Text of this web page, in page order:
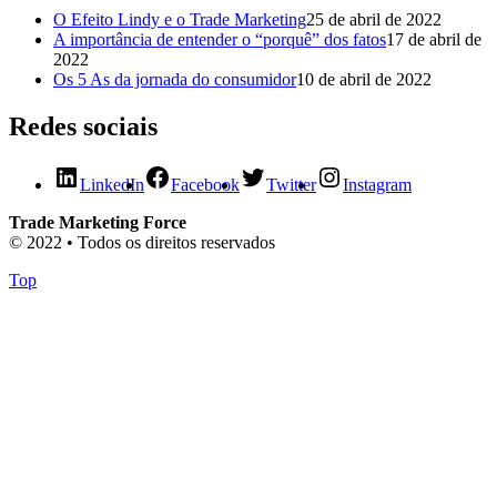
O Efeito Lindy e o Trade Marketing25 de abril de 2022
A importância de entender o “porquê” dos fatos17 de abril de
2022
Os 5 As da jornada do consumidor10 de abril de 2022
Redes sociais
LinkedIn Facebook Twitter
Instagram
Trade Marketing Force
© 2022 • Todos os direitos reservados
Top